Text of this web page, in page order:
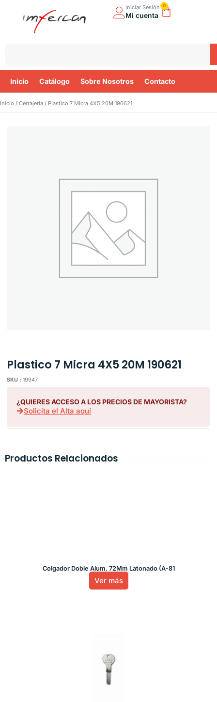
Iniciar Sesión
Mi cuenta
0
Inicio Catálogo Sobre Nosotros Contacto
Inicio / Cerrajeria / Plastico 7 Micra 4X5 20M 190621
Plastico 7 Micra 4X5 20M 190621
SKU : 19947
¿QUIERES ACCESO A LOS PRECIOS DE MAYORISTA?
Solicita el Alta aquí
Productos Relacionados
Colgador Doble Alum. 72Mm Latonado (A-81
Ver más